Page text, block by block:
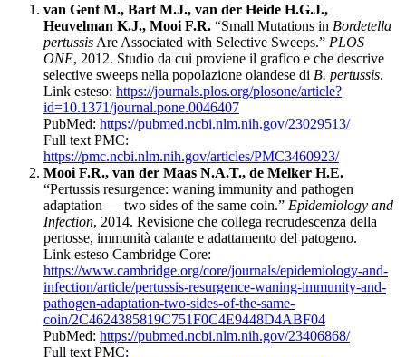
van Gent M., Bart M.J., van der Heide H.G.J.,
Heuvelman K.J., Mooi F.R. “Small Mutations in Bordetella
pertussis Are Associated with Selective Sweeps.” PLOS
ONE, 2012. Studio da cui proviene il grafico e che descrive
selective sweeps nella popolazione olandese di B. pertussis.
Link esteso: https://journals.plos.org/plosone/article?
id=10.1371/journal.pone.0046407
PubMed: https://pubmed.ncbi.nlm.nih.gov/23029513/
Full text PMC:
https://pmc.ncbi.nlm.nih.gov/articles/PMC3460923/
Mooi F.R., van der Maas N.A.T., de Melker H.E.
“Pertussis resurgence: waning immunity and pathogen
adaptation — two sides of the same coin.” Epidemiology and
Infection, 2014. Revisione che collega recrudescenza della
pertosse, immunità calante e adattamento del patogeno.
Link esteso Cambridge Core:
https://www.cambridge.org/core/journals/epidemiology-and-
infection/article/pertussis-resurgence-waning-immunity-and-
pathogen-adaptation-two-sides-of-the-same-
coin/2C4624385819C751F0C4E9448D4ABF04
PubMed: https://pubmed.ncbi.nlm.nih.gov/23406868/
Full text PMC: